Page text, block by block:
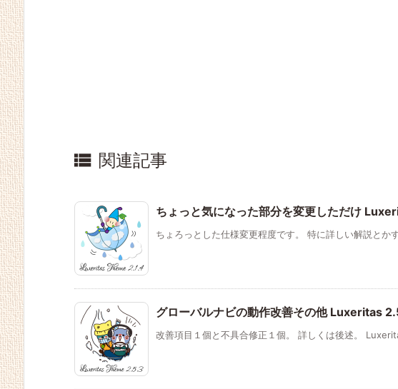
 関連記事
ちょっと気になった部分を変更しただけ
ちょろっとした仕様変更程度です。 特に詳しい解説とか
グローバルナビの動作改善その他 Luxeritas
改善項目１個と不具合修正１個。 詳しくは後述。